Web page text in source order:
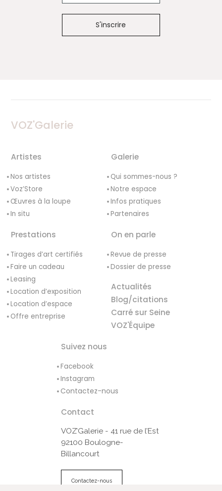
VOZ'Galerie
Artistes
Nos artistes
Voz’Store
Œuvres à la loupe
In situ
Galerie
Qui sommes-nous ?
Notre espace
Infos pratiques
Partenaires
Prestations
Tirages d’art certifiés
Faire un cadeau
Leasing
Location d’exposition
Location d’espace
Offre entreprise
On en parle
Revue de presse
Dossier de presse
Actualités
Blog/citations
Carré sur Seine
VOZ'Équipe
Suivez nous
Facebook
Instagram
Contactez-nous
Contact
VOZ’Galerie - 41 rue de l’Est
92100 Boulogne-
Billancourt
Contactez-nous